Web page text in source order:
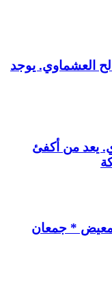
العشماوي. يوجد
يعد من أكفئ
* جمعان